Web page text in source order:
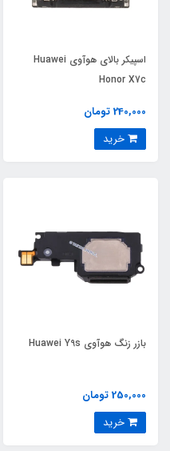
اسپیکر بالای هوآوی Huawei
Honor X7c
240,000 تومان
بازر زنگ هوآوی Huawei Y9s
250,000 تومان